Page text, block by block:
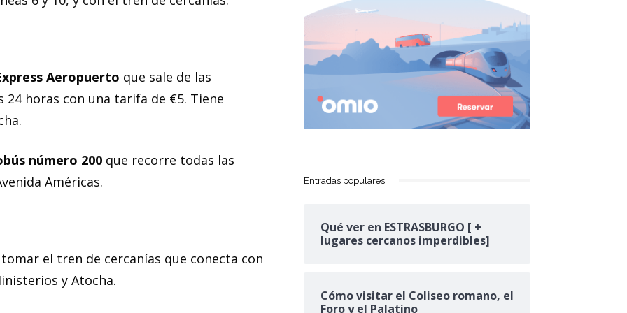
Aeropuerto que sale de las
horas con una tarifa de €5. Tiene
número 200 que recorre todas las
Américas.
el tren de cercanías que conecta con
y Atocha.
Entradas populares
Qué ver en ESTRASBURGO [ +
lugares cercanos imperdibles]
Cómo visitar el Coliseo romano, el
Foro y el Palatino